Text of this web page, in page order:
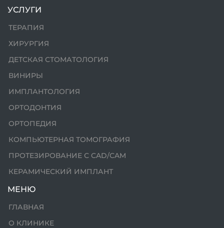
УСЛУГИ
ТЕРАПИЯ
ХИРУРГИЯ
ДЕТСКАЯ СТОМАТОЛОГИЯ
ВИНИРЫ
ИМПЛАНТОЛОГИЯ
ОРТОДОНТИЯ
ОРТОПЕДИЯ
КОМПЬЮТЕРНАЯ ТОМОГРАФИЯ
ПРОТЕЗИРОВАНИЕ С CAD/CAM
КЕРАМИЧЕСКИЙ ИМПЛАНТ
МЕНЮ
ГЛАВНАЯ
О КЛИНИКЕ